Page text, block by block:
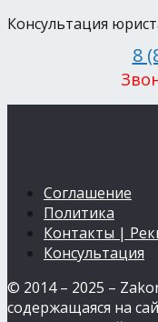
Консультация
8
Соглашение
Политика
Контакты |
Консультация
© 2014 – 2025 –
содержащаяся на